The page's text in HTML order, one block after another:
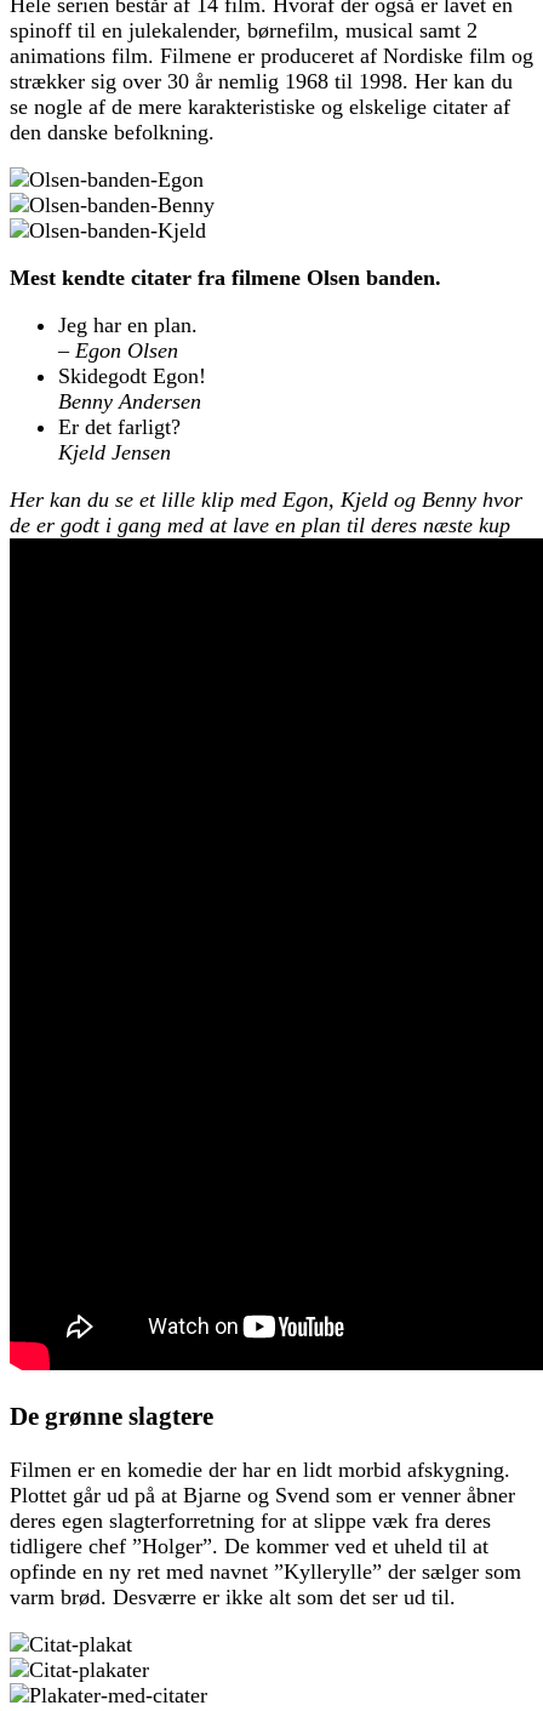
spinoff til en julekalender, børnefilm, musical samt 2
animations film. Filmene er produceret af Nordiske film og
strækker sig over 30 år nemlig 1968 til 1998. Her kan du
se nogle af de mere karakteristiske og elskelige citater af
den danske befolkning.
Mest kendte citater fra filmene Olsen banden.
Jeg har en plan.
– Egon Olsen
Skidegodt Egon!
Benny Andersen
Er det farligt?
Kjeld Jensen
Her kan du se et lille klip med Egon, Kjeld og Benny hvor
de er godt i gang med at lave en plan til deres næste kup
De grønne slagtere
Filmen er en komedie der har en lidt morbid afskygning.
Plottet går ud på at Bjarne og Svend som er venner åbner
deres egen slagterforretning for at slippe væk fra deres
tidligere chef ”Holger”. De kommer ved et uheld til at
opfinde en ny ret med navnet ”Kyllerylle” der sælger som
varm brød. Desværre er ikke alt som det ser ud til.